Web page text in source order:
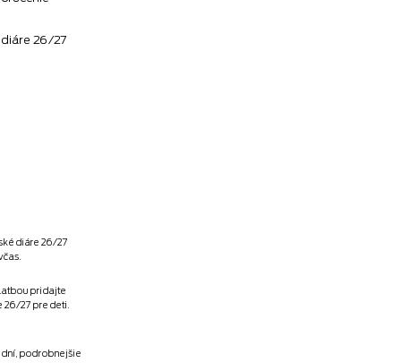
diáre 26/27
diáre 26/27
pridajte
26/27 pre deti.
dní, podrobnejšie